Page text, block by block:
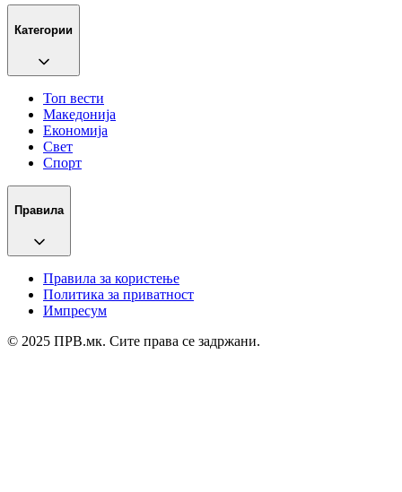
Категории
Топ вести
Македонија
Економија
Свет
Спорт
Правила
Правила за користење
Политика за приватност
Импресум
© 2025 ПРВ.мк. Сите права се задржани.